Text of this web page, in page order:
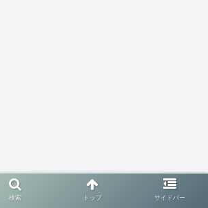
検索 トップ サイドバー